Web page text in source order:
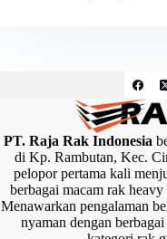
PT. Raja Rak Indonesia
di Kp. Rambutan, Kec.
pelopor pertama kali
berbagai macam rak
Menawarkan pengalaman
nyaman dengan